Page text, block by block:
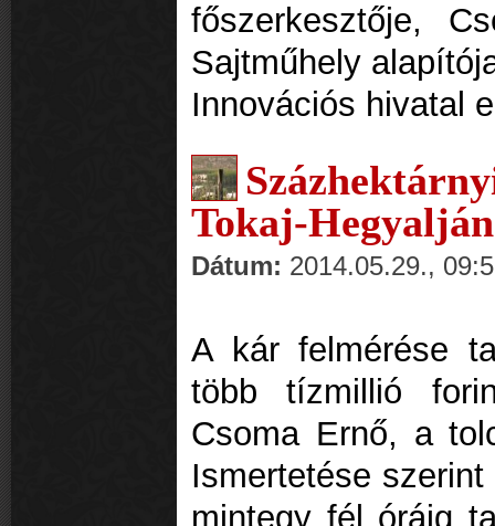
főszerkesztője,
Sajtműhely
Innovációs hivatal
Tokaj-Hegyalján
Dátum: 2014.05.29.,
A kár felmérése
több tízmillió
Csoma Ernő, a
Ismertetése
mintegy fél óráig